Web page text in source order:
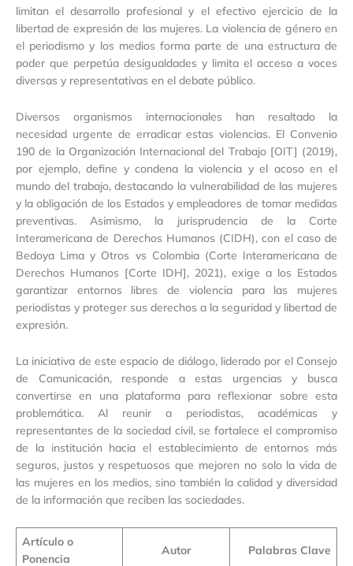
limitan el desarrollo profesional y el efectivo ejercicio de la
libertad de expresión de las mujeres. La violencia de género en
el periodismo y los medios forma parte de una estructura de
poder que perpetúa desigualdades y limita el acceso a voces
diversas y representativas en el debate público.
Diversos organismos internacionales han resaltado la
necesidad urgente de erradicar estas violencias. El Convenio
190 de la Organización Internacional del Trabajo [OIT] (2019),
por ejemplo, define y condena la violencia y el acoso en el
mundo del trabajo, destacando la vulnerabilidad de las mujeres
y la obligación de los Estados y empleadores de tomar medidas
preventivas. Asimismo, la jurisprudencia de la Corte
Interamericana de Derechos Humanos (CIDH), con el caso de
Bedoya Lima y Otros vs Colombia (Corte Interamericana de
Derechos Humanos [Corte IDH], 2021), exige a los Estados
garantizar entornos libres de violencia para las mujeres
periodistas y proteger sus derechos a la seguridad y libertad de
expresión.
La iniciativa de este espacio de diálogo, liderado por el Consejo
de Comunicación, responde a estas urgencias y busca
convertirse en una plataforma para reflexionar sobre esta
problemática. Al reunir a periodistas, académicas y
representantes de la sociedad civil, se fortalece el compromiso
de la institución hacia el establecimiento de entornos más
seguros, justos y respetuosos que mejoren no solo la vida de
las mujeres en los medios, sino también la calidad y diversidad
de la información que reciben las sociedades.
Artículo o
Ponencia
Autor Palabras Clave